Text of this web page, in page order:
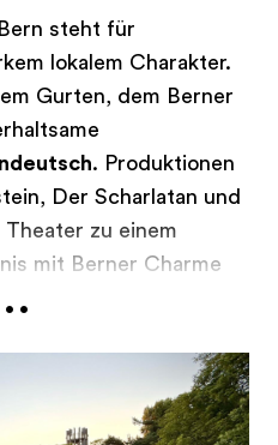
steht für
lokalem Charakter.
Gurten, dem Berner
. Produktionen
Der Scharlatan und
zu einem
mit Berner Charme
sich das Theater
. Die Aufführung
29. August 2026zu